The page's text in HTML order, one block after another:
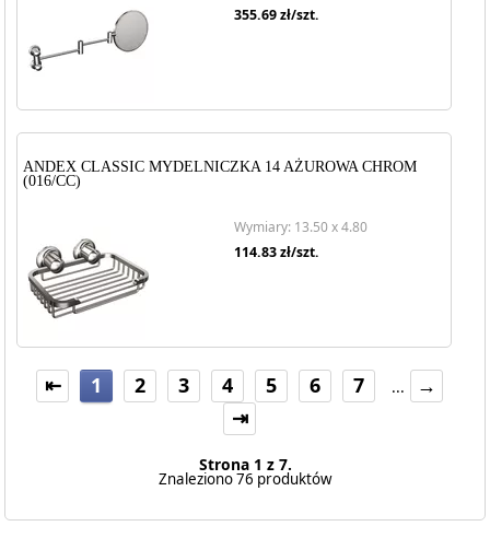
355.69zł/szt.
ANDEX CLASSIC MYDELNICZKA 14 AŻUROWA CHROM
(016/CC)
Wymiary: 13.50 x 4.80
114.83zł/szt.
⇤ 1 2 3 4 5 6 7 ...
→
⇥
Strona 1 z 7.
Znaleziono 76 produktów